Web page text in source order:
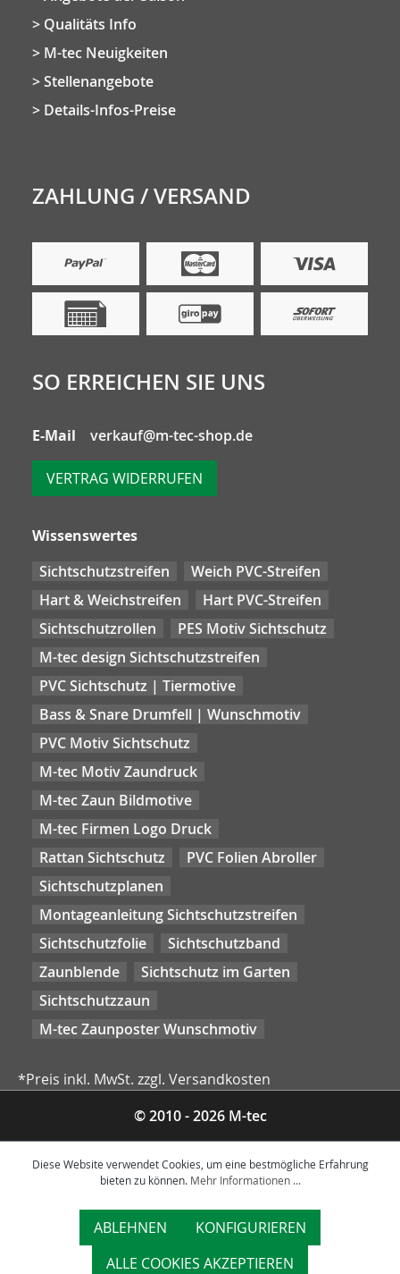
Qualitäts Info
M-tec Neuigkeiten
Stellenangebote
Details-Infos-Preise
ZAHLUNG / VERSAND
SO ERREICHEN SIE UNS
E-Mail verkauf@m-tec-shop.de
VERTRAG WIDERRUFEN
Wissenswertes
Sichtschutzstreifen
Weich PVC-Streifen
Hart & Weichstreifen
Hart PVC-Streifen
Sichtschutzrollen
PES Motiv Sichtschutz
M-tec design Sichtschutzstreifen
PVC Sichtschutz | Tiermotive
Bass & Snare Drumfell | Wunschmotiv
PVC Motiv Sichtschutz
M-tec Motiv Zaundruck
M-tec Zaun Bildmotive
M-tec Firmen Logo Druck
Rattan Sichtschutz
PVC Folien Abroller
Sichtschutzplanen
Montageanleitung Sichtschutzstreifen
Sichtschutzfolie
Sichtschutzband
Zaunblende
Sichtschutz im Garten
Sichtschutzzaun
M-tec Zaunposter Wunschmotiv
*Preis inkl. MwSt. zzgl. Versandkosten
© 2010 - 2026 M-tec
Diese Website verwendet Cookies, um eine bestmögliche Erfahrung
bieten zu können. Mehr Informationen ...
ABLEHNEN
KONFIGURIEREN
ALLE COOKIES AKZEPTIEREN